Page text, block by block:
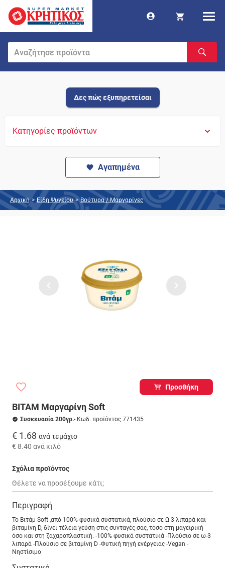
Δες πώς εξυπηρετείσαι
Κατηγορίες προϊόντων
Αγαπημένα
Αρχική > Είδη Ψυγείου > Βούτυρα / Μαργαρίνες
Προσθήκη
ΒΙΤΑΜ Μαργαρίνη Soft
Συσκευασία 200γρ.- Κωδ. προϊόντος 771435
€ 1.68 ανά τεμάχιο
€ 8.40 ανά κιλό
Σχόλια προϊόντος
Περιγραφή
Το Βιτάμ Soft ,από 100% φυσικά συστατικά, πλούσιο σε Ω-3 λιπαρά και
βιταμίνη D, δίνει τέλεια γεύση στις συνταγές σας, τόσο στη μαγειρική
όσο και στη ζαχαροπλαστική. -100% φυσικά συστατικά -Πλούσιο σε ω-3
λιπαρά -Πλούσιο σε βιταμίνη D -Φυτική πηγή ενέργειας -Vegan -
Nηστίσιμο